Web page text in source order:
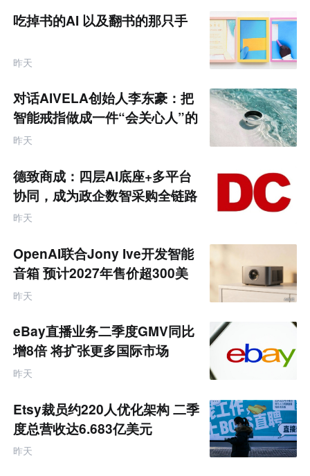
题
吃掉书的AI 以及翻书的那只手
昨天
对话AIVELA创始人李东豪：把
智能戒指做成一件“会关心人”的
饰品
昨天
德致商成：四层AI底座+多平台
协同，成为政企数智采购全链路
服务商
昨天
OpenAI联合Jony Ive开发智能
音箱 预计2027年售价超300美
元
昨天
eBay直播业务二季度GMV同比
增8倍 将扩张更多国际市场
昨天
Etsy裁员约220人优化架构 二季
度总营收达6.683亿美元
昨天